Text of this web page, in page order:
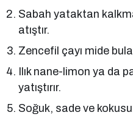
Sabah yataktan
atıştır.
Zencefil çayı mide
Ilık nane-limon ya da
yatıştırır.
Soğuk, sade ve